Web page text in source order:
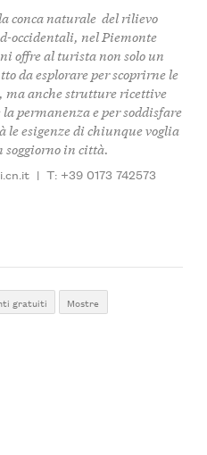
conca naturale del rilievo
occidentali, nel Piemonte
offre al turista non solo un
da esplorare per scoprirne le
anche strutture ricettive
permanenza e per soddisfare
le esigenze di chiunque voglia
soggiorno in città.
| T: +39 0173 742573
gratuiti Mostre